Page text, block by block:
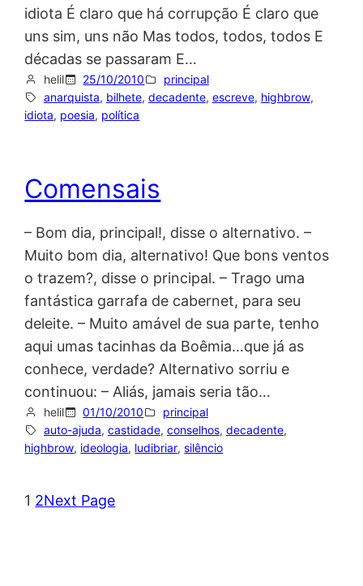
idiota É claro que há corrupção É claro que
uns sim, uns não Mas todos, todos, todos E
décadas se passaram E…
helil 25/10/2010
principal
anarquista, bilhete, decadente, escreve, highbrow,
idiota, poesia, política
Comensais
– Bom dia, principal!, disse o alternativo. –
Muito bom dia, alternativo! Que bons ventos
o trazem?, disse o principal. – Trago uma
fantástica garrafa de cabernet, para seu
deleite. – Muito amável de sua parte, tenho
aqui umas tacinhas da Boêmia…que já as
conhece, verdade? Alternativo sorriu e
continuou: – Aliás, jamais seria tão…
helil 01/10/2010
principal
auto-ajuda, castidade, conselhos, decadente,
highbrow, ideologia, ludibriar, silêncio
1 2Next Page